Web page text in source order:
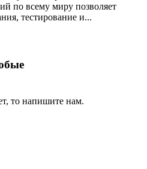
по всему миру позволяет
тестирование и...
то напишите нам.